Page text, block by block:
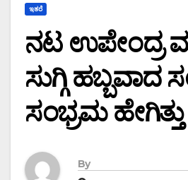
ಇತರೆ
ನಟ ಉಪೇಂದ್ರ
ಸುಗ್ಗಿ ಹಬ್ಬವಾದ
ಸಂಭ್ರಮ
By